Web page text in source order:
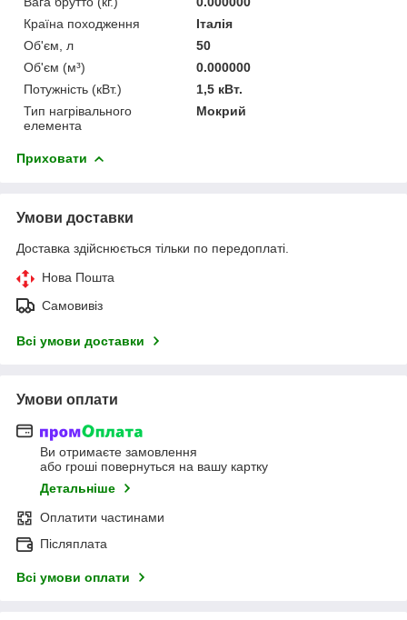
Країна походження
Італія
Об'єм, л
50
Об'єм (м³)
0.000000
Потужність (кВт.)
1,5 кВт.
Тип нагрівального
елемента
Мокрий
Приховати
Умови доставки
Доставка здійснюється тільки по передоплаті.
Нова Пошта
Самовивіз
Всі умови доставки
Умови оплати
Ви отримаєте замовлення
або гроші повернуться на вашу картку
Детальніше
Оплатити частинами
Післяплата
Всі умови оплати